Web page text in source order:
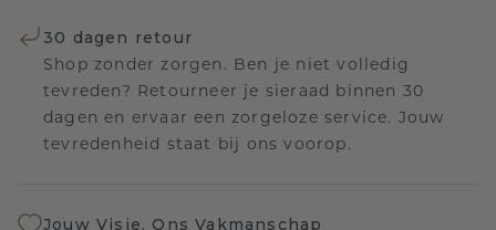
30 dagen retour
Shop zonder zorgen. Ben je niet volledig
tevreden? Retourneer je sieraad binnen 30
dagen en ervaar een zorgeloze service. Jouw
tevredenheid staat bij ons voorop.
Jouw Visie, Ons Vakmanschap